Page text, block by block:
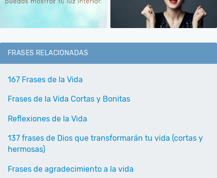
FRASES RELACIONADAS
167 Frases de la Vida
Frases de la Vida Cortas y Bonitas
Reflexiones de la Vida
137 frases de Dios que transformarán tu vida (cortas y
hermosas)
Frases de agradecimiento a la vida